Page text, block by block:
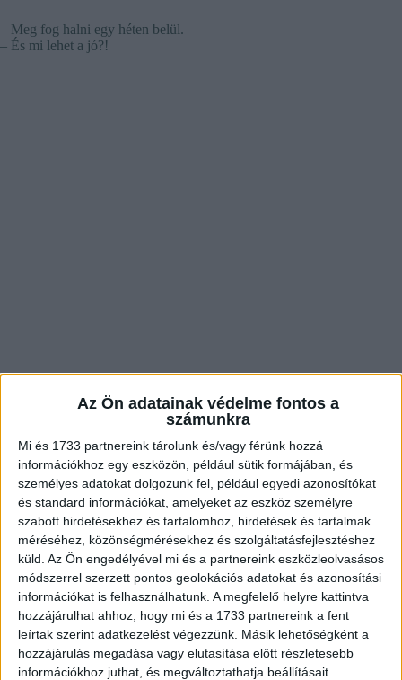
Az Ön adatainak védelme fontos a
számunkra
Mi és 1733 partnereink tárolunk és/vagy férünk hozzá
információkhoz egy eszközön, például sütik formájában, és
személyes adatokat dolgozunk fel, például egyedi azonosítókat
és standard információkat, amelyeket az eszköz személyre
szabott hirdetésekhez és tartalomhoz, hirdetések és tartalmak
méréséhez, közönségmérésekhez és szolgáltatásfejlesztéshez
küld. Az Ön engedélyével mi és a partnereink eszközleolvasásos
módszerrel szerzett pontos geolokációs adatokat és azonosítási
információkat is felhasználhatunk. A megfelelő helyre kattintva
hozzájárulhat ahhoz, hogy mi és a 1733 partnereink a fent
leírtak szerint adatkezelést végezzünk. Másik lehetőségként a
hozzájárulás megadása vagy elutasítása előtt részletesebb
információkhoz juthat, és megváltoztathatja beállításait.
– Meg fog halni egy héten belül.
– És mi lehet a jó?!
– Ismeri azt a szőke bombázót az ápolók közül? Végre sikerült
megdöntenem…